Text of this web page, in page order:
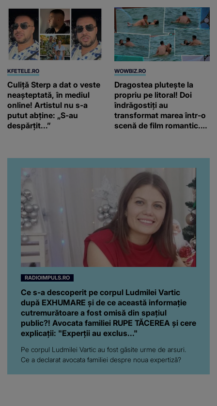
KFETELE.RO
Culiță Sterp a dat o veste
neașteptată, în mediul
online! Artistul nu s-a
putut abține: „S-au
despărțit...”
WOWBIZ.RO
Dragostea plutește la
propriu pe litoral! Doi
îndrăgostiți au
transformat marea într-o
scenă de film romantic.
RADIOIMPULS.RO
Ce s-a descoperit pe corpul Ludmilei Vartic
după EXHUMARE și de ce această informație
cutremurătoare a fost omisă din spațiul
public?! Avocata familiei RUPE TĂCEREA și cere
explicații: "Experții au exclus..."
Pe corpul Ludmilei Vartic au fost găsite urme de arsuri.
Ce a declarat avocata familiei despre noua expertiză?